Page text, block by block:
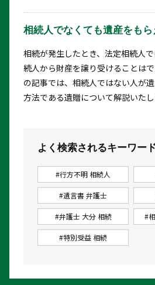
相続人でなくても遺産をもら
相続が発生したとき、法定相続人
続人から財産を譲り受けることは
の記事では、相続人ではない人が
方法である遺贈について解説いた
よく検索されるキーワー
#行方不明 相続人
#遺言書 弁護士
#弁護士 大分 相続 #
#特別受益 相続